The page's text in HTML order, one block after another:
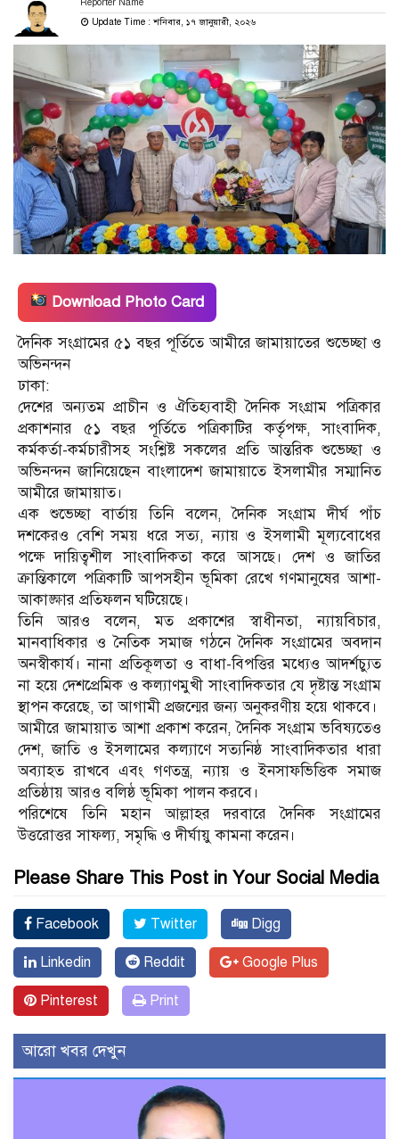
Update Time : শনিবার, ১৭ জানুয়ারী, ২০২৬
Download Photo Card
দৈনিক সংগ্রামের ৫১ বছর পূর্তিতে আমীরে জামায়াতের শুভেচ্ছা ও
অভিনন্দন
ঢাকা:
দেশের অন্যতম প্রাচীন ও ঐতিহ্যবাহী দৈনিক সংগ্রাম পত্রিকার
প্রকাশনার ৫১ বছর পূর্তিতে পত্রিকাটির কর্তৃপক্ষ, সাংবাদিক,
কর্মকর্তা-কর্মচারীসহ সংশ্লিষ্ট সকলের প্রতি আন্তরিক শুভেচ্ছা ও
অভিনন্দন জানিয়েছেন বাংলাদেশ জামায়াতে ইসলামীর সম্মানিত
আমীরে জামায়াত।
এক শুভেচ্ছা বার্তায় তিনি বলেন, দৈনিক সংগ্রাম দীর্ঘ পাঁচ
দশকেরও বেশি সময় ধরে সত্য, ন্যায় ও ইসলামী মূল্যবোধের
পক্ষে দায়িত্বশীল সাংবাদিকতা করে আসছে। দেশ ও জাতির
ক্রান্তিকালে পত্রিকাটি আপসহীন ভূমিকা রেখে গণমানুষের আশা-
আকাঙ্ক্ষার প্রতিফলন ঘটিয়েছে।
তিনি আরও বলেন, মত প্রকাশের স্বাধীনতা, ন্যায়বিচার,
মানবাধিকার ও নৈতিক সমাজ গঠনে দৈনিক সংগ্রামের অবদান
অনস্বীকার্য। নানা প্রতিকূলতা ও বাধা-বিপত্তির মধ্যেও আদর্শচ্যুত
না হয়ে দেশপ্রেমিক ও কল্যাণমুখী সাংবাদিকতার যে দৃষ্টান্ত সংগ্রাম
স্থাপন করেছে, তা আগামী প্রজন্মের জন্য অনুকরণীয় হয়ে থাকবে।
আমীরে জামায়াত আশা প্রকাশ করেন, দৈনিক সংগ্রাম ভবিষ্যতেও
দেশ, জাতি ও ইসলামের কল্যাণে সত্যনিষ্ঠ সাংবাদিকতার ধারা
অব্যাহত রাখবে এবং গণতন্ত্র, ন্যায় ও ইনসাফভিত্তিক সমাজ
প্রতিষ্ঠায় আরও বলিষ্ঠ ভূমিকা পালন করবে।
পরিশেষে তিনি মহান আল্লাহর দরবারে দৈনিক সংগ্রামের
উত্তরোত্তর সাফল্য, সমৃদ্ধি ও দীর্ঘায়ু কামনা করেন।
Please Share This Post in Your Social Media
Facebook Twitter Digg
Linkedin Reddit Google Plus
Pinterest Print
আরো খবর দেখুন